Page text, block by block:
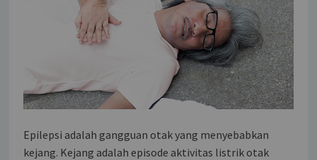
Epilepsi adalah gangguan otak yang menyebabkan
kejang. Kejang adalah episode aktivitas listrik otak